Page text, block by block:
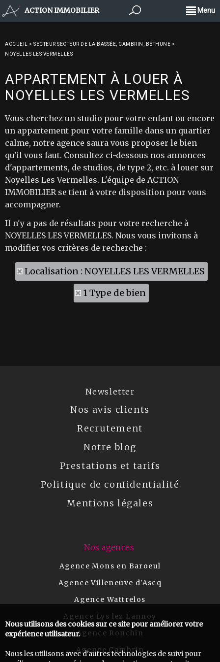
ACTION IMMOBILIER Menu
ACCUEIL > SECTEUR SECTEUR DE LA BASSÉE, CAMBRIN, BÉTHUNE >
NOYELLES LES VERMELLES
APPARTEMENT À LOUER À
NOYELLES LES VERMELLES
Vous cherchez un studio pour votre enfant ou encore
un appartement pour votre famille dans un quartier
calme, notre agence saura vous proposer le bien
qu'il vous faut. Consultez ci-dessous nos annonces
d'appartements, de studios, de type 2, etc. à louer sur
Noyelles Les Vermelles. L'équipe de ACTION
IMMOBILIER se tient à votre disposition pour vous
accompagner.
Il n'y a pas de résultats pour votre recherche à
NOYELLES LES VERMELLES. Nous vous invitons à
modifier vos critères de recherche :
Localisation : NOYELLES LES VERMELLES
1 Type de bien
Newsletter
Nos avis clients
Recrutement
Notre blog
Prestations et tarifs
Politique de confidentialité
Mentions légales
Nos agences
Agence Mons en Baroeul
Agence Villeneuve d'Ascq
Agence Wattrelos
Agence Lys lez Lannoy
Agence Ronchin
Agence Cambrin
Nous utilisons des cookies sur ce site pour améliorer votre
expérience utilisateur.
Nous les utilisons avec d'autres technologies de suivi pour